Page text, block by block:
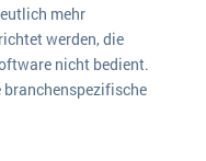
mehr
werden, die
nicht bedient.
branchenspezifische